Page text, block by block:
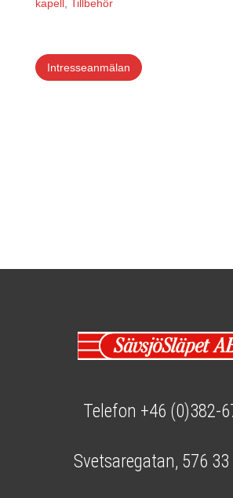
kapell, Tillbehör
Intresseanmälan
Telefon +46 (0)382-
Svetsaregatan, 576 33